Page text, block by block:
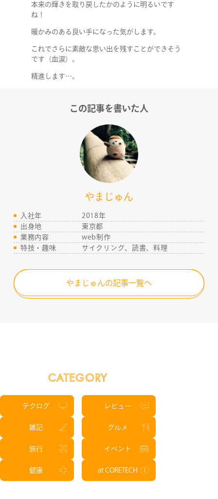
本来の輝きを取り戻したかのように明るいです
ね！
暖かみのある良い手になった気がします。
これでさらに素敵な思い出を残すことができそう
です（血涙）。
精進します…。
CATEGORY
テクログ レビュー
雑記 グルメ
旅行 イベント
健康 at CORETECH
この記事を書いた人
やまじゅん
入社年
2018年
出身地
東京都
業務内容
web制作
特技・趣味
サイクリング、読書、料理
やまじゅんの記事一覧へ